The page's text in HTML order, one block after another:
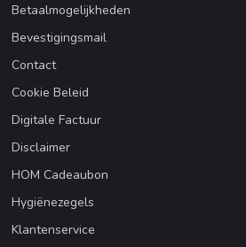
Betaalmogelijkheden
Bevestigingsmail
Contact
Cookie Beleid
Digitale Factuur
Disclaimer
HOM Cadeaubon
Hygiënezegels
Klantenservice